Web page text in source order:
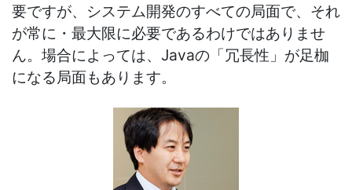
要ですが、システム開発のすべての局面で、それ
が常に・最大限に必要であるわけではありませ
ん。場合によっては、Javaの「冗長性」が足枷
になる局面もあります。